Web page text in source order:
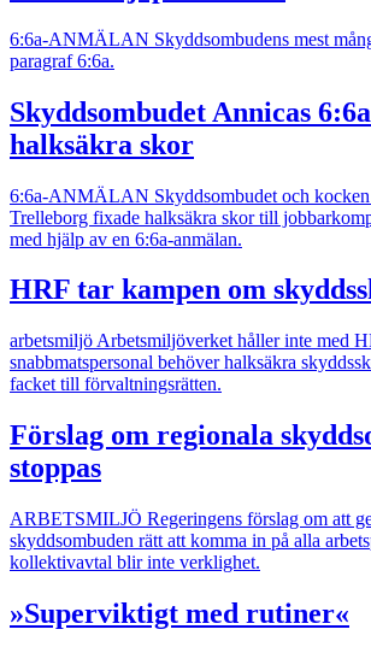
6:6a-ANMÄLAN Skyddsombudens mest
paragraf 6:6a.
Skyddsombudet Annicas
halksäkra skor
6:6a-ANMÄLAN Skyddsombudet och
Trelleborg fixade halksäkra skor till
med hjälp av en 6:6a-anmälan.
HRF tar kampen om
arbetsmiljö Arbetsmiljöverket håller inte med
snabbmatspersonal behöver halksäkra
facket till förvaltningsrätten.
Förslag om regionala
stoppas
ARBETSMILJÖ Regeringens förslag om att
skyddsombuden rätt att komma in på alla
kollektivavtal blir inte verklighet.
»Superviktigt med rutiner«